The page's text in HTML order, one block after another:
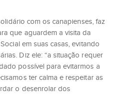
com os canapienses, faz
que aguardem a visita da
em suas casas, evitando
Diz ele: “a situação requer
possível para evitarmos a
ter calma e respeitar as
o desenrolar dos